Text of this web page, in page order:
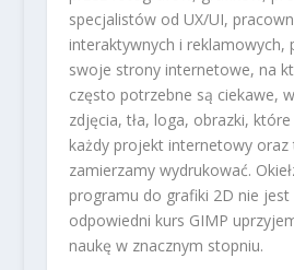
specjalistów od UX/UI,
interaktywnych i reklamowych,
swoje strony internetowe, na
często potrzebne są ciekawe,
zdjęcia, tła, loga, obrazki,
każdy projekt internetowy oraz
zamierzamy wydrukować.
programu do grafiki 2D nie jest
odpowiedni kurs GIMP
naukę w znacznym stopniu.